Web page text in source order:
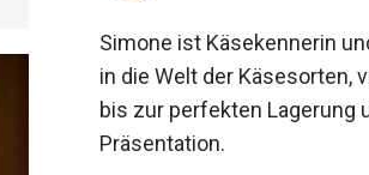
Simone ist Käsekennerin
in die Welt der Käsesorten,
bis zur perfekten Lagerung
Präsentation.